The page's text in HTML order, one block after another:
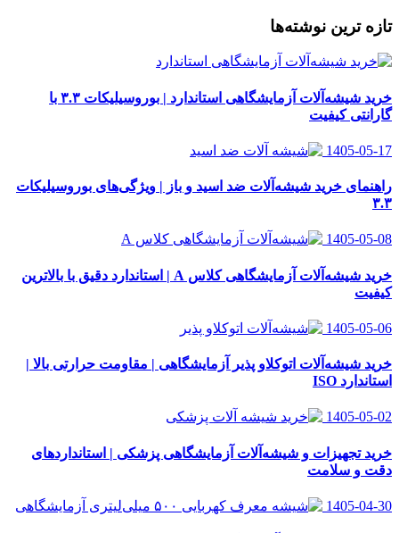
تازه ترین نوشته‌ها
خرید شیشه‌آلات آزمایشگاهی استاندارد | بوروسیلیکات ۳.۳ با
گارانتی کیفیت
1405-05-17
راهنمای خرید شیشه‌آلات ضد اسید و باز | ویژگی‌های بوروسیلیکات
۳.۳
1405-05-08
خرید شیشه‌آلات آزمایشگاهی کلاس A | استاندارد دقیق با بالاترین
کیفیت
1405-05-06
خرید شیشه‌آلات اتوکلاو پذیر آزمایشگاهی | مقاومت حرارتی بالا |
استاندارد ISO
1405-05-02
خرید تجهیزات و شیشه‌آلات آزمایشگاهی پزشکی | استانداردهای
دقت و سلامت
1405-04-30